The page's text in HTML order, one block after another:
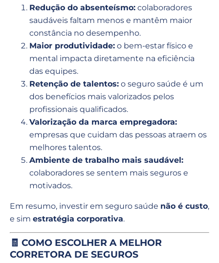
Redução do absenteísmo: colaboradores
saudáveis faltam menos e mantêm maior
constância no desempenho.
Maior produtividade: o bem-estar físico e
mental impacta diretamente na eficiência
das equipes.
Retenção de talentos: o seguro saúde é um
dos benefícios mais valorizados pelos
profissionais qualificados.
Valorização da marca empregadora:
empresas que cuidam das pessoas atraem os
melhores talentos.
Ambiente de trabalho mais saudável:
colaboradores se sentem mais seguros e
motivados.
Em resumo, investir em seguro saúde não é custo,
e sim estratégia corporativa.
🧾 COMO ESCOLHER A MELHOR
CORRETORA DE SEGUROS